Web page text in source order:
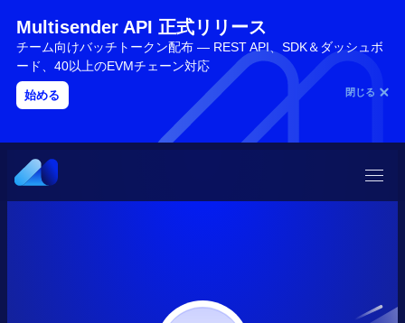
Multisender API 正式リリース
チーム向けバッチトークン配布 — REST API、SDK＆ダッシュボ
ード、40以上のEVMチェーン対応
始める 閉じる